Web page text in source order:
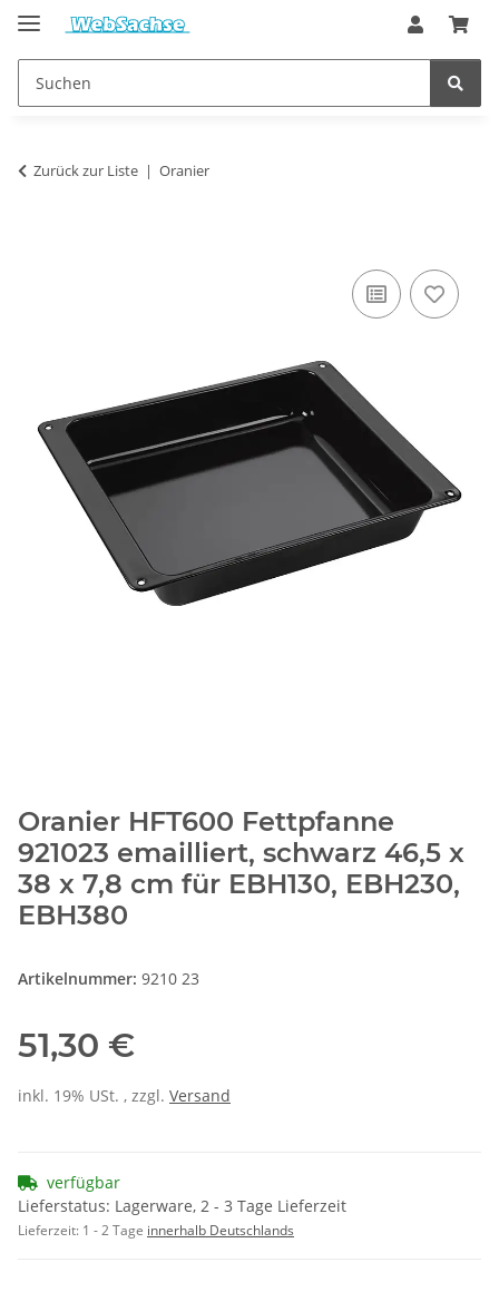
Zurück zur Liste Oranier
Oranier HFT600 Fettpfanne
921023 emailliert, schwarz 46,5 x
38 x 7,8 cm für EBH130, EBH230,
EBH380
Artikelnummer: 9210 23
51,30 €
inkl. 19% USt. , zzgl. Versand
verfügbar
Lieferstatus: Lagerware, 2 - 3 Tage Lieferzeit
Lieferzeit: 1 - 2 Tage innerhalb Deutschlands